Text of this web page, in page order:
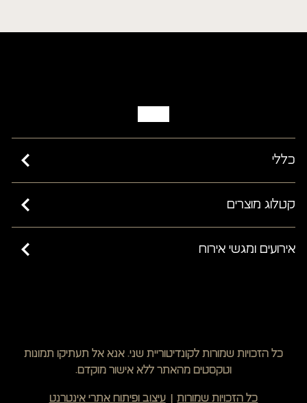
תפריט עם המומחים
כללי
כשרות בד”ץ בית יוסף ורבנות ישראל
מאמרים
שאלות ותשובות
תקנון ביטול עסקה
שינוי/ביטול עסקה
מדיניות פרטיות
קטלוג מוצרים
קישים
אירועים ומגשי אירוח
כל הזכויות שמורות לקונדיטוריית שני. אנא אל תעתיקו תמונות
וטקסטים מהאתר ללא אישור מוקדם.
כל הזכויות שמורות עיצוב ופיתוח אתרי אינטרנט